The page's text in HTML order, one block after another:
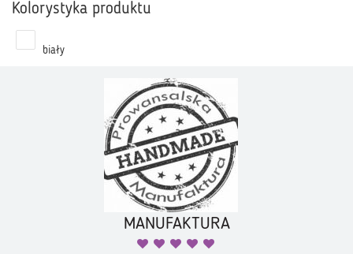
Kolorystyka produktu
biały
MANUFAKTURA